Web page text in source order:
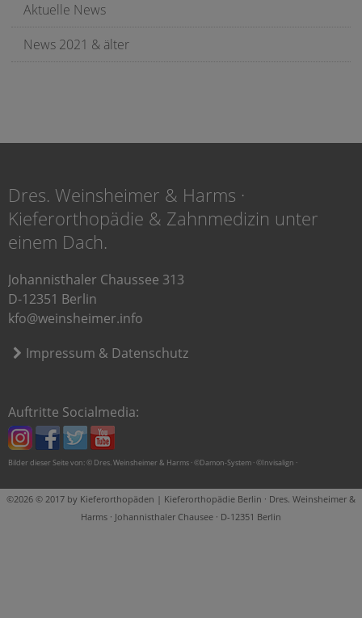
Aktuelle News
News 2021 & älter
Dres. Weinsheimer & Harms ·
Kieferorthopädie & Zahnmedizin unter
einem Dach.
Johannisthaler Chaussee 313
D-12351 Berlin
kfo@weinsheimer.info
Impressum & Datenschutz
Auftritte Socialmedia:
Bilder dieser Seite von: © Dres. Weinsheimer & Harms · ©Damon-System · ©Invisalign ·
©2026 © 2017 by Kieferorthopäden | Kieferorthopädie Berlin · Dres. Weinsheimer &
Harms · Johannisthaler Chausee · D-12351 Berlin